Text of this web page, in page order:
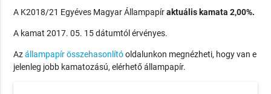
A K2018/21 Egyéves Magyar Állampapíraktuális kamata 2,00%.
A kamat 2017. 05. 15 dátumtól érvényes.
Azállampapír összehasonlítóoldalunkon megnézheti, hogy van e
jelenleg jobb kamatozású, elérhető állampapír.